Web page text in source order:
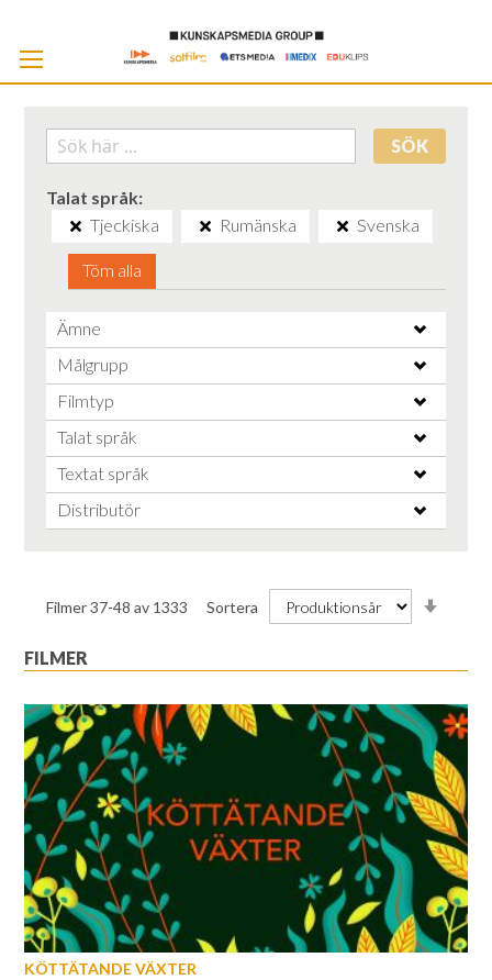
SÖK
Talat språk
Tjeckiska
Rumänska Svenska
Töm alla
Ämne
Målgrupp
Filmtyp
Talat språk
Textat språk
Distributör
Filmer37-48 av 1333 Sortera
FILMER
KÖTTÄTANDE VÄXTER